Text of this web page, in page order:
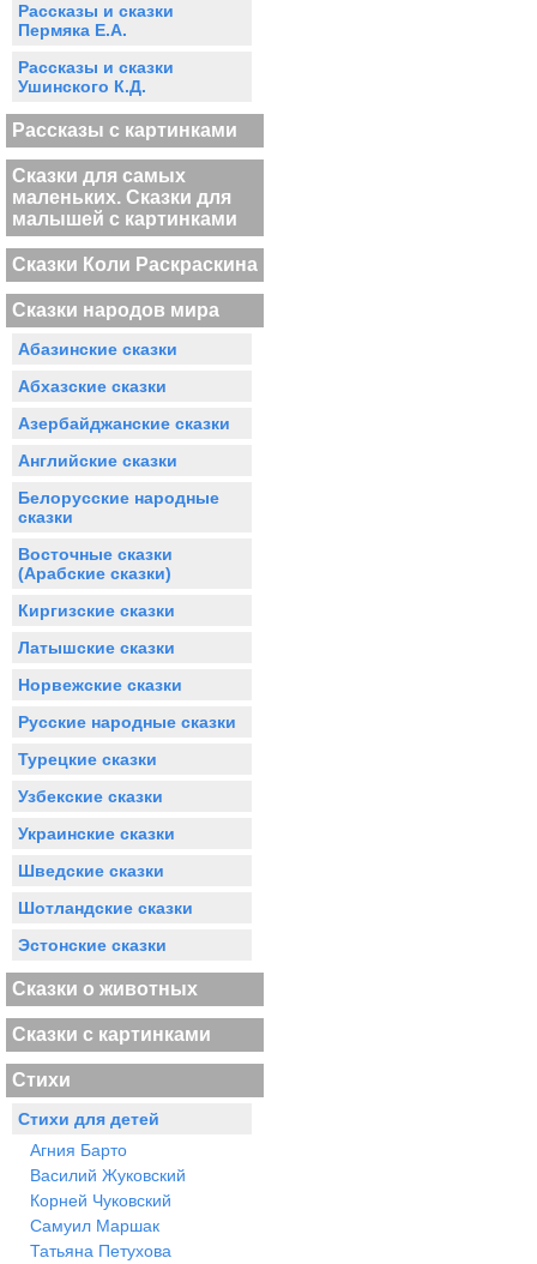
Рассказы и сказки
Пермяка Е.А.
Рассказы и сказки
Ушинского К.Д.
Рассказы с картинками
Сказки для самых
маленьких. Сказки для
малышей с картинками
Сказки Коли Раскраскина
Сказки народов мира
Абазинские сказки
Абхазские сказки
Азербайджанские сказки
Английские сказки
Белорусские народные
сказки
Восточные сказки
(Арабские сказки)
Киргизские сказки
Латышские сказки
Норвежские сказки
Русские народные сказки
Турецкие сказки
Узбекские сказки
Украинские сказки
Шведские сказки
Шотландские сказки
Эстонские сказки
Сказки о животных
Сказки с картинками
Стихи
Стихи для детей
Агния Барто
Василий Жуковский
Корней Чуковский
Самуил Маршак
Татьяна Петухова